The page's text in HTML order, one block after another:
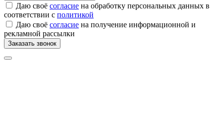
Даю своё согласие на обработку персональных данных в
соответствии с политикой
Даю своё согласие на получение информационной и
рекламной рассылки
Заказать звонок